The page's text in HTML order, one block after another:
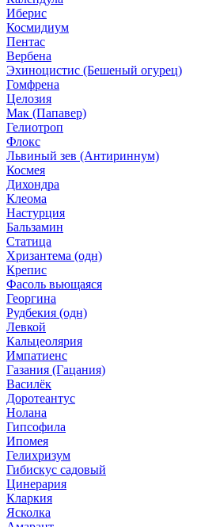
Иберис
Космидиум
Пентас
Вербена
Эхиноцистис (Бешеный огурец)
Гомфрена
Целозия
Мак (Папавер)
Гелиотроп
Флокс
Львиный зев (Антириннум)
Космея
Дихондра
Клеома
Настурция
Бальзамин
Статица
Хризантема (одн)
Крепис
Фасоль вьющаяся
Георгина
Рудбекия (одн)
Левкой
Кальцеолярия
Импатиенс
Газания (Гацания)
Василёк
Доротеантус
Нолана
Гипсофила
Ипомея
Гелихризум
Гибискус садовый
Цинерария
Кларкия
Ясколка